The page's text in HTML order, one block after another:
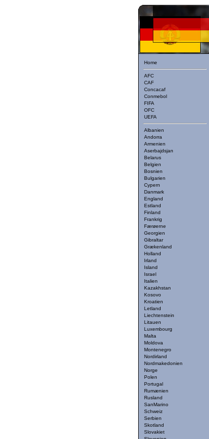
Home
AFC
CAF
Concacaf
Conmebol
FIFA
OFC
UEFA
Albanien
Andorra
Armenien
Aserbajdsjan
Belarus
Belgien
Bosnien
Bulgarien
Cypern
Danmark
England
Estland
Finland
Frankrig
Færøerne
Georgien
Gibraltar
Grækenland
Holland
Irland
Island
Israel
Italien
Kazakhstan
Kosovo
Kroatien
Letland
Liechtenstein
Litauen
Luxembourg
Malta
Moldova
Montenegro
Nordirland
Nordmakedonien
Norge
Polen
Portugal
Rumænien
Rusland
SanMarino
Schweiz
Serbien
Skotland
Slovakiet